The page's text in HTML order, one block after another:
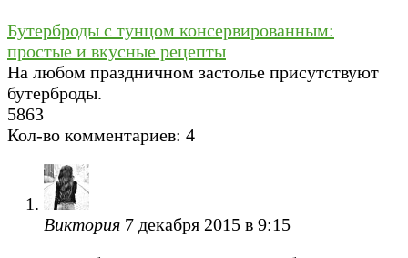
Бутерброды с тунцом консервированным:
простые и вкусные рецепты
На любом праздничном застолье присутствуют
бутерброды.
5863
Кол-во комментариев: 4
Виктория 7 декабря 2015 в 9:15